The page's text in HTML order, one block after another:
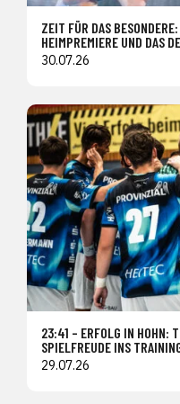
ZEIT FÜR DAS
HEIMPREMIERE UND DAS
30.07.26
23:41 – ERFOLG IN HOHN:
SPIELFREUDE INS
29.07.26